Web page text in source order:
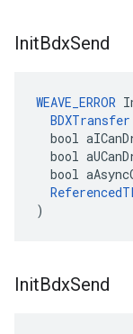
InitBdxSend
WEAVE_ERROR
BDXTransfer
bool
bool
bool
)
InitBdxSend